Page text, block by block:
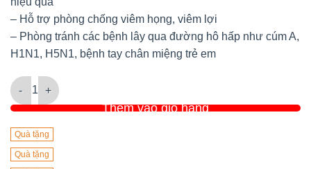
– Hỗ trợ phòng chống viêm họng, viêm lợi
– Phòng tránh các bệnh lây qua đường hô hấp như cúm A,
H1N1, H5N1, bệnh tay chân miệng trẻ em
SMC Ag+ - Dung dịch sát khuẩn miệng và họng số lượng
Thêm vào giỏ hàng
Quà tặng
Quà tặng